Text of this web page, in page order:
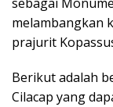
melambangkan
prajurit
Berikut adalah
Cilacap yang